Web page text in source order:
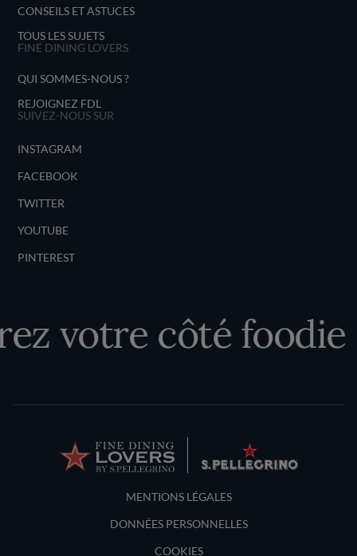
CONSEILS ET ASTUCES
TOUS LES SUJETS
FINE DINING LOVERS
QUI SOMMES-NOUS ?
REJOIGNEZ FDL
SUIVEZ-NOUS SUR
INSTAGRAM
FACEBOOK
TWITTER
YOUTUBE
PINTEREST
votre côté foodie
Terms and Conditions
MENTIONS LÉGALES
DONNÉES PERSONNELLES
COOKIES